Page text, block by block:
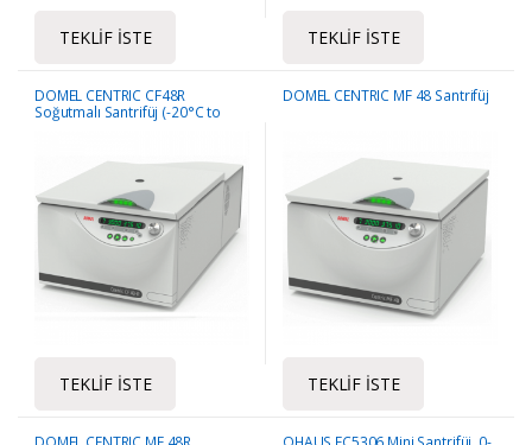
TEKLIF İSTE TEKLIF İSTE
DOMEL CENTRIC CF48R
Soğutmalı Santrifüj (-20°C to
TEKLIF İSTE
DOMEL CENTRIC MF 48 Santrifüj
TEKLIF İSTE